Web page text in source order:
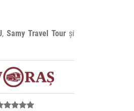
, Samy Travel Tour și